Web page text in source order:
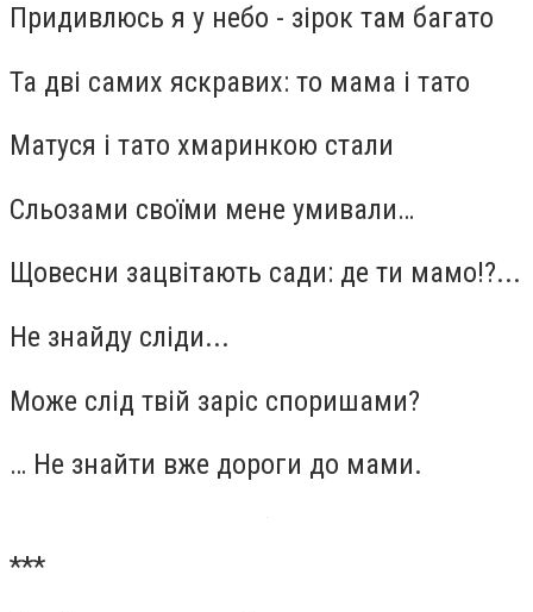
Придивлюсь я у небо - зірок там багато
Та дві самих яскравих: то мама і тато
Матуся і тато хмаринкою стали
Сльозами своїми мене умивали…
Щовесни зацвітають сади: де ти мамо!?...
Не знайду сліди...
Може слід твій заріс споришами?
… Не знайти вже дороги до мами.
***